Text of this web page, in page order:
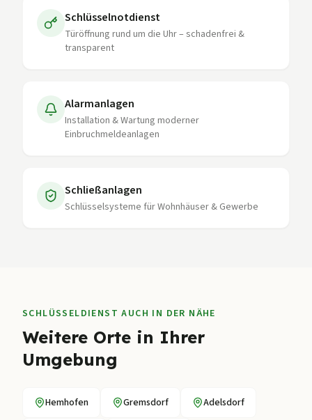
Schlüsselnotdienst
Türöffnung rund um die Uhr – schadenfrei &
transparent
Alarmanlagen
Installation & Wartung moderner
Einbruchmeldeanlagen
Schließanlagen
Schlüsselsysteme für Wohnhäuser & Gewerbe
SCHLÜSSELDIENST AUCH IN DER NÄHE
Weitere Orte in Ihrer
Umgebung
Hemhofen Gremsdorf Adelsdorf